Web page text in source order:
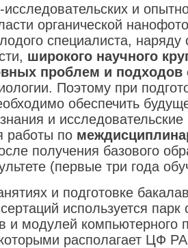
и
органической
специалиста, наряду
широкого научного
проблем и подходов
Поэтому при
обеспечить
и
работы по
получения базового
(первые три года
и подготовке
используется
и модулей компьютерного
располагает ЦФ